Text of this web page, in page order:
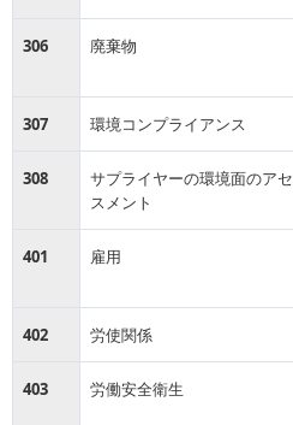
306 廃棄物
307 環境コンプライアンス
308
サプライヤーの環境面のアセ
スメント
401 雇用
402 労使関係
403 労働安全衛生